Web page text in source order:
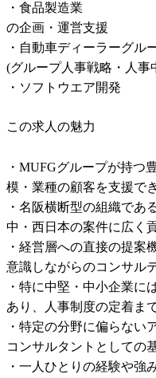
・食品製造業　　　　　
の企画・運営支援
・自動車ディーラーグル
(グループ人事戦略・人事
・ソフトウエア開発　　
この求人の魅力
・MUFGグループが持つ
模・業種の顧客を支援でき
・名阪横断型の組織であ
中・西日本の案件に広く
・経営層への直接の提案
意識しながらのコンサル
・特に中堅・中小企業に
あり、人事制度の定着ま
・特定の分野に偏らない
コンサルタントとしての
・一人ひとりの経験や強